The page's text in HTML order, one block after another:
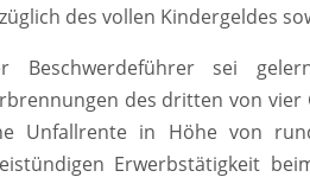
des vollen Kindergeldes
Beschwerdeführer sei
des dritten von vier
Unfallrente in Höhe von
Erwerbstätigkeit